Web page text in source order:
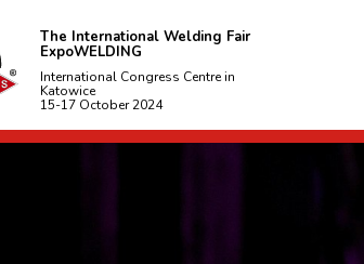
The International Welding Fair
ExpoWELDING
International Congress Centre in
Katowice
15-17 October 2024